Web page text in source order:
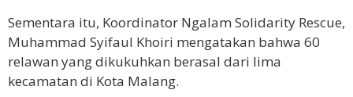
Sementara itu, Koordinator Ngalam Solidarity Rescue,
Muhammad Syifaul Khoiri mengatakan bahwa 60
relawan yang dikukuhkan berasal dari lima
kecamatan di Kota Malang.